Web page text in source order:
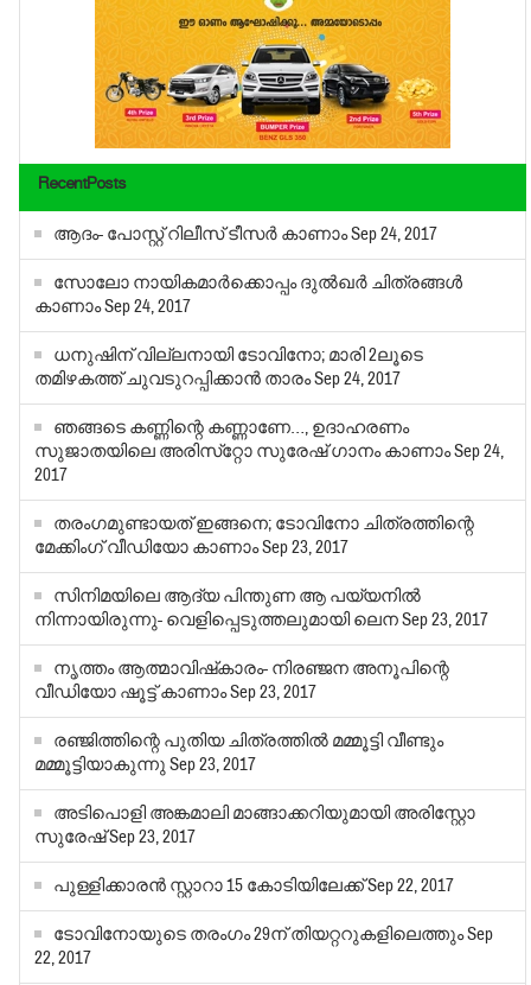
RecentPosts
ആദം- പോസ്റ്റ് റിലീസ് ടീസര്‍ കാണാംSep 24, 2017
സോലോ നായികമാര്‍ക്കൊപ്പം ദുല്‍ഖര്‍ ചിത്രങ്ങള്‍
കാണാംSep 24, 2017
ധനുഷിന് വില്ലനായി ടോവിനോ; മാരി 2ലൂടെ
തമിഴകത്ത് ചുവടുറപ്പിക്കാന്‍ താരംSep 24, 2017
ഞങ്ങടെ കണ്ണിന്റെ കണ്ണാണേ…, ഉദാഹരണം
സുജാതയിലെ അരിസ്‌റ്റോ സുരേഷ് ഗാനം കാണാംSep 24,
2017
തരംഗമുണ്ടായത് ഇങ്ങനെ; ടോവിനോ ചിത്രത്തിന്റെ
മേക്കിംഗ് വീഡിയോ കാണാംSep 23, 2017
സിനിമയിലെ ആദ്യ പിന്തുണ ആ പയ്യനില്‍
നിന്നായിരുന്നു- വെളിപ്പെടുത്തലുമായി ലെനSep 23, 2017
നൃത്തം ആത്മാവിഷ്‌കാരം- നിരഞ്ജന അനൂപിന്റെ
വീഡിയോ ഷൂട്ട് കാണാംSep 23, 2017
രഞ്ജിത്തിന്റെ പുതിയ ചിത്രത്തില്‍ മമ്മൂട്ടി വീണ്ടും
മമ്മൂട്ടിയാകുന്നു Sep 23, 2017
അടിപൊളി അങ്കമാലി മാങ്ങാക്കറിയുമായി അരിസ്റ്റോ
സുരേഷ്Sep 23, 2017
പുള്ളിക്കാരന്‍ സ്റ്റാറാ 15 കോടിയിലേക്ക്Sep 22, 2017
ടോവിനോയുടെ തരംഗം 29ന് തിയറ്ററുകളിലെത്തുംSep
22, 2017